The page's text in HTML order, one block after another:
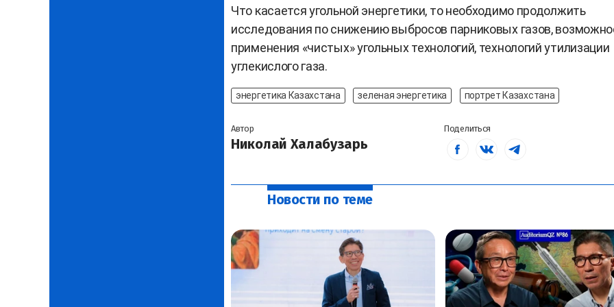
Что касается угольной энергетики, то необходимо продолжить
исследования по снижению выбросов парниковых газов,
применения «чистых» угольных технологий, технологий утилизации
углекислого газа.
энергетика Казахстана зеленая энергетика портрет Казахстана
Автор
Николай Халабузарь
Поделиться
Новости по теме